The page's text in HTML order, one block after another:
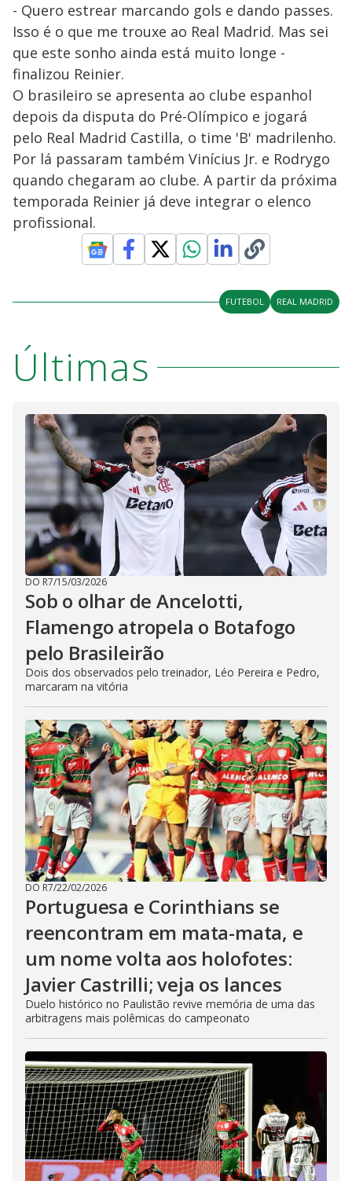
- Quero estrear marcando gols e dando passes.
Isso é o que me trouxe ao Real Madrid. Mas sei
que este sonho ainda está muito longe -
finalizou Reinier.
O brasileiro se apresenta ao clube espanhol
depois da disputa do Pré-Olímpico e jogará
pelo Real Madrid Castilla, o time 'B' madrilenho.
Por lá passaram também Vinícius Jr. e Rodrygo
quando chegaram ao clube. A partir da próxima
temporada Reinier já deve integrar o elenco
profissional.
FUTEBOL REAL MADRID
Últimas
DO R7/15/03/2026
Sob o olhar de Ancelotti,
Flamengo atropela o Botafogo
pelo Brasileirão
Dois dos observados pelo treinador, Léo Pereira e Pedro,
marcaram na vitória
DO R7/22/02/2026
Portuguesa e Corinthians se
reencontram em mata-mata, e
um nome volta aos holofotes:
Javier Castrilli; veja os lances
Duelo histórico no Paulistão revive memória de uma das
arbitragens mais polêmicas do campeonato